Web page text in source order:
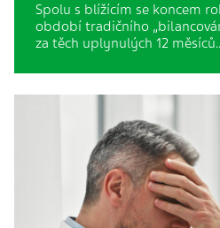
Spolu s blížícím se koncem
období tradičního
za těch uplynulých 12